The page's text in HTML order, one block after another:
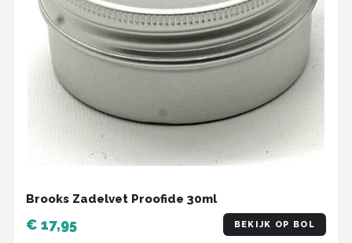
Brooks Zadelvet Proofide 30ml
€ 17,95 BEKIJK OP BOL